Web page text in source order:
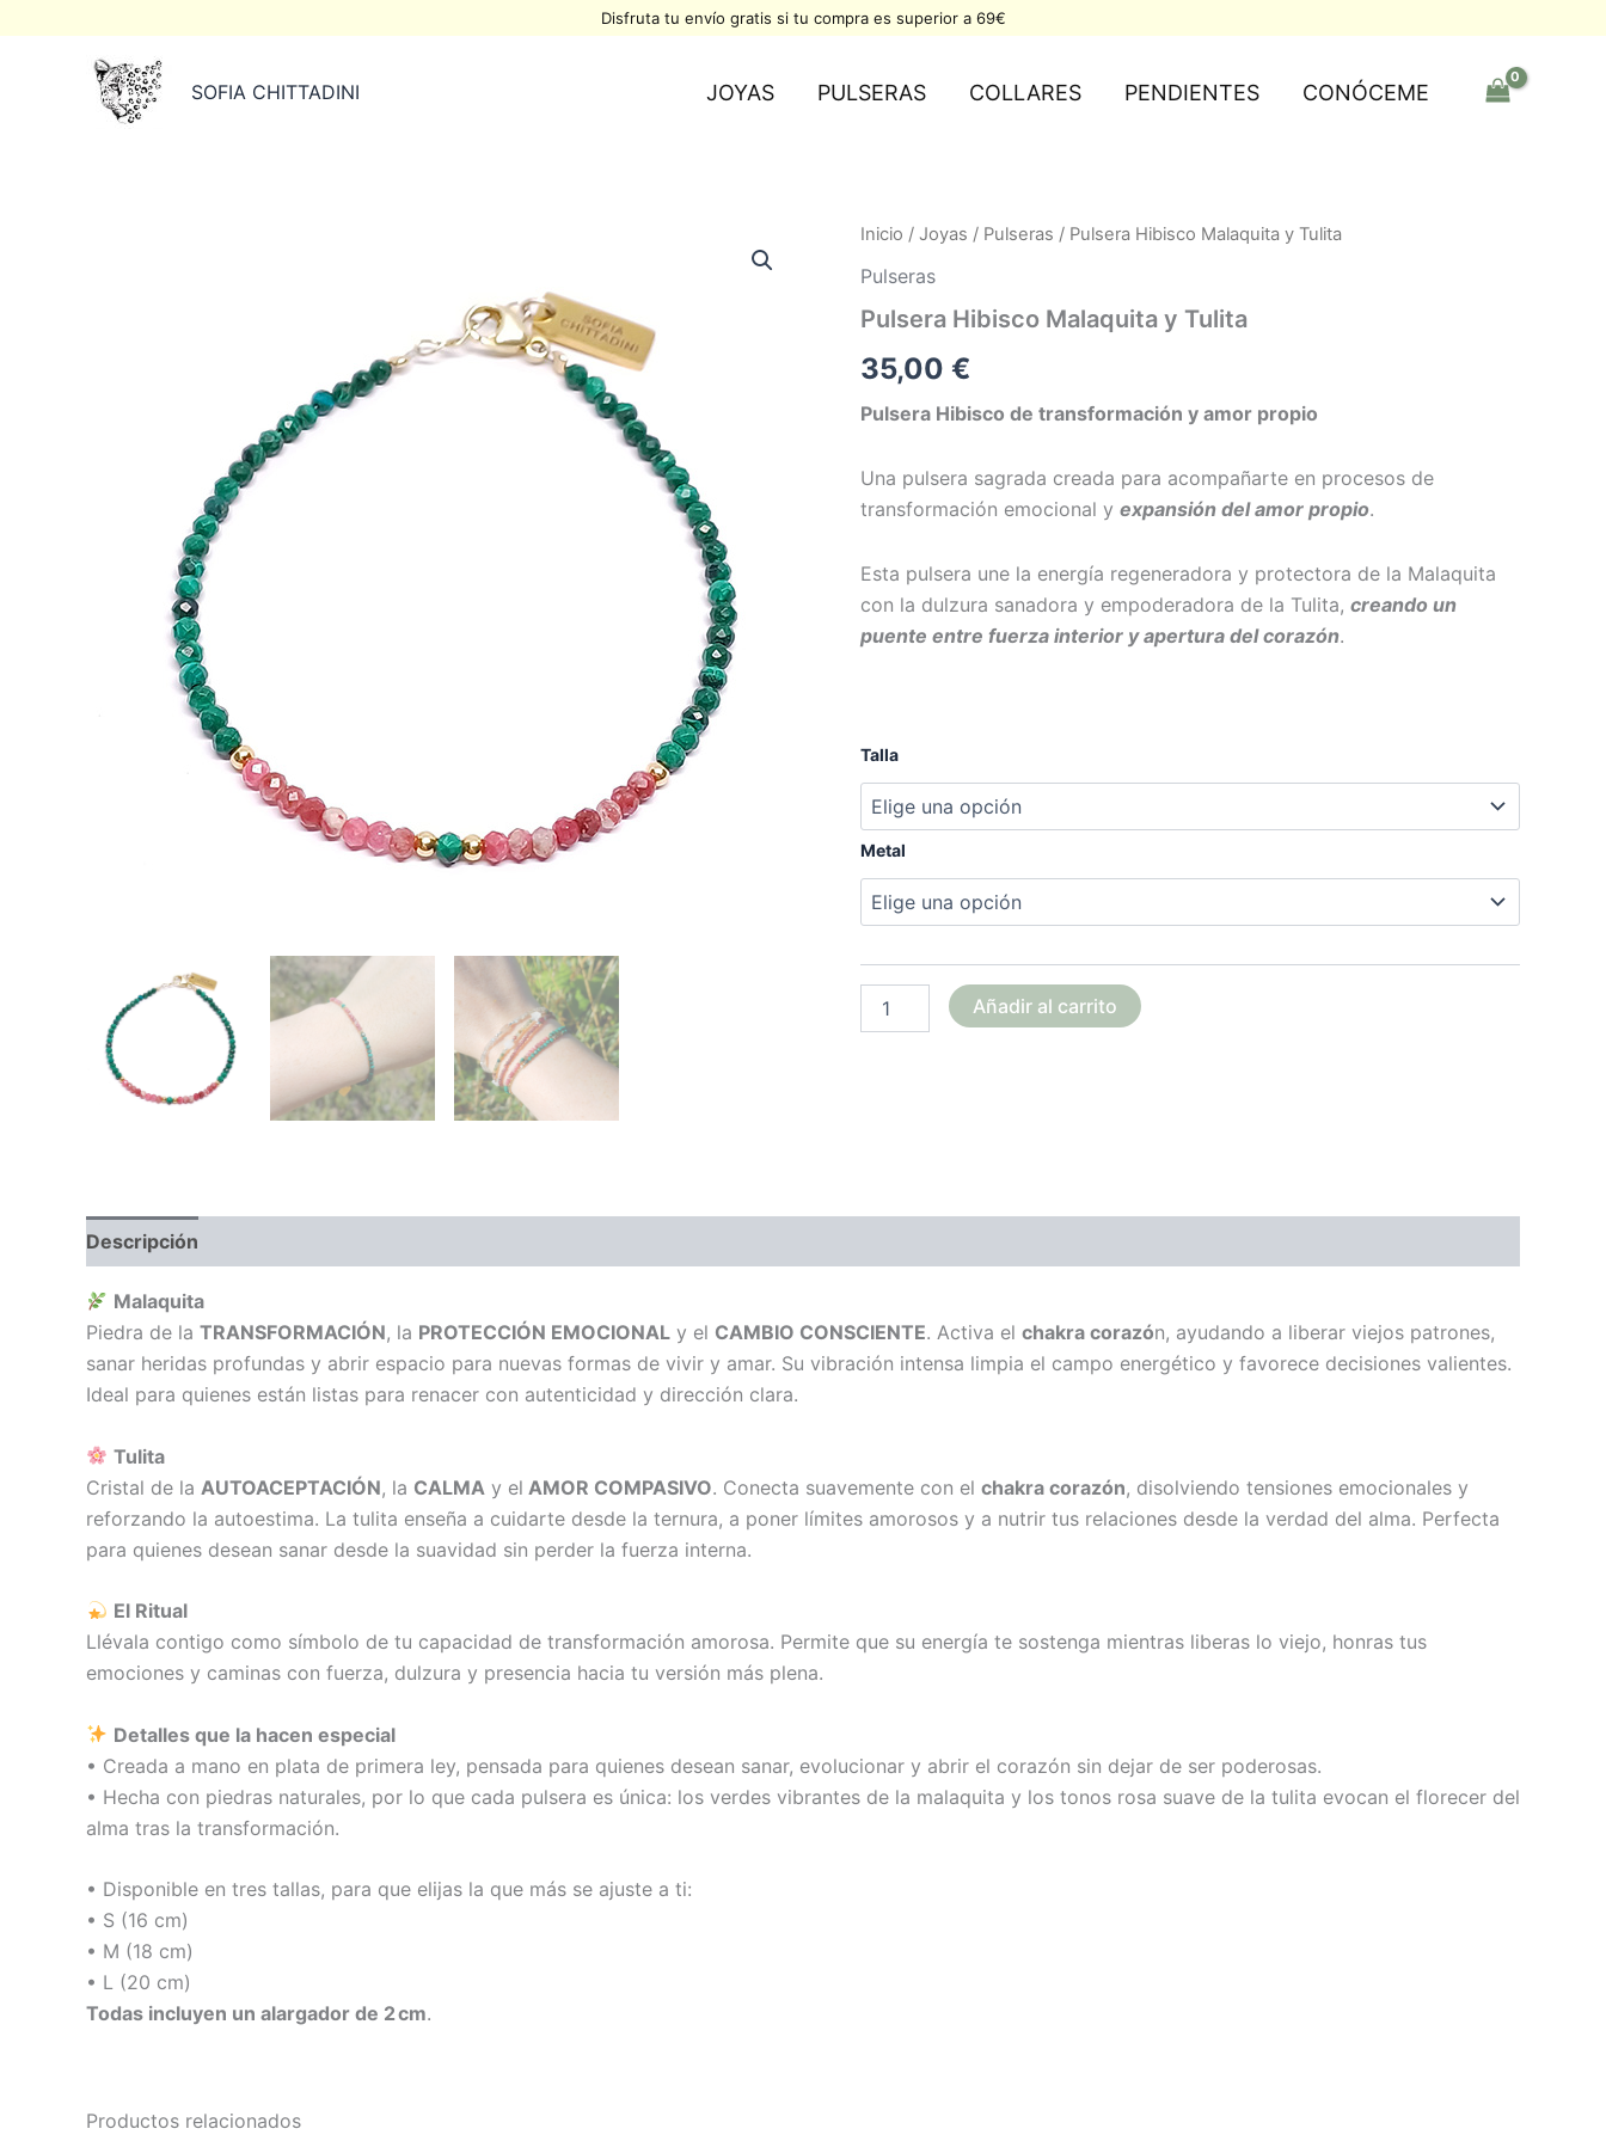
Disfruta tu envío gratis si tu compra es superior a 69€
SOFIA CHITTADINI JOYAS PULSERAS COLLARES PENDIENTES CONÓCEME
Inicio / Joyas / Pulseras / Pulsera Hibisco Malaquita y Tulita
Pulseras
Pulsera Hibisco Malaquita y Tulita
35,00 €
Pulsera Hibisco de transformación y amor propio
Una pulsera sagrada creada para acompañarte en procesos de
transformación emocional y expansión del amor propio.
Esta pulsera une la energía regeneradora y protectora de la Malaquita
con la dulzura sanadora y empoderadora de la Tulita, creando un
puente entre fuerza interior y apertura del corazón.
Talla
Metal
Pulsera
Malaquita
Tulita
Añadir al carrito
Descripción
Malaquita
Piedra de la TRANSFORMACIÓN, la PROTECCIÓN EMOCIONAL y el CAMBIO CONSCIENTE. Activa el chakra corazón, ayudando a liberar viejos patrones,
sanar heridas profundas y abrir espacio para nuevas formas de vivir y amar. Su vibración intensa limpia el campo energético y favorece decisiones valientes.
Ideal para quienes están listas para renacer con autenticidad y dirección clara.
Tulita
Cristal de la AUTOACEPTACIÓN, la CALMA y el AMOR COMPASIVO. Conecta suavemente con el chakra corazón, disolviendo tensiones emocionales y
reforzando la autoestima. La tulita enseña a cuidarte desde la ternura, a poner límites amorosos y a nutrir tus relaciones desde la verdad del alma. Perfecta
para quienes desean sanar desde la suavidad sin perder la fuerza interna.
El Ritual
Llévala contigo como símbolo de tu capacidad de transformación amorosa. Permite que su energía te sostenga mientras liberas lo viejo, honras tus
emociones y caminas con fuerza, dulzura y presencia hacia tu versión más plena.
Detalles que la hacen especial
• Creada a mano en plata de primera ley, pensada para quienes desean sanar, evolucionar y abrir el corazón sin dejar de ser poderosas.
• Hecha con piedras naturales, por lo que cada pulsera es única: los verdes vibrantes de la malaquita y los tonos rosa suave de la tulita evocan el florecer del
alma tras la transformación.
• Disponible en tres tallas, para que elijas la que más se ajuste a ti:
• S (16 cm)
• M (18 cm)
• L (20 cm)
Todas incluyen un alargador de 2 cm.
Productos relacionados